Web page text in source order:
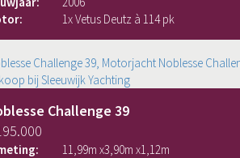
1x Vetus Deutz à 114 pk
Challenge 39
11,99m x3,90m x1,12m